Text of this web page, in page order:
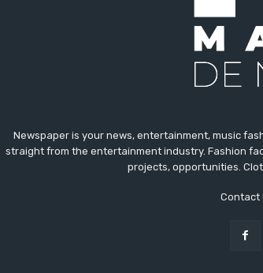
Newspaper is your news, entertainment, music
straight from the entertainment industry. Fashion
projects, opportunities.
Contact